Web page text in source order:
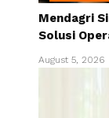
Mendagri
Solusi
August 5, 2026